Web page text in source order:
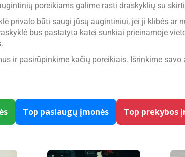
poreikiams galime rasti draskyklių su
privalo būti saugi jūsų augintiniui, jei ji klibės ar
bus pastatyta katei sunkiai prieinamoje
ir pasirūpinkime kačių poreikiais. Išrinkime
Top paslaugų įmonės Top prekybos